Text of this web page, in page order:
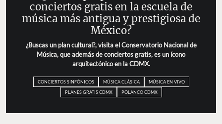
conciertos gratis en la escuela de
música más antigua y prestigiosa de
México?
¿Buscas un plan cultural?, visita el Conservatorio Nacional de
Música, que además de conciertos gratis, es un ícono
arquitectónico en la CDMX.
CONCIERTOS SINFÓNICOS MÚSICA CLÁSICA
MÚSICA EN VIVO
PLANES GRATIS CDMX
POLANCO CDMX